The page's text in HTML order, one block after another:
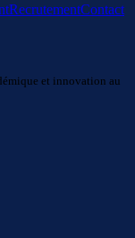
RecrutementContact
et innovation au